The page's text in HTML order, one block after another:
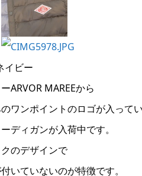
イビー
ARVOR MAREEから
ワンポイントのロゴが入って
ディガンが入荷中です。
のデザインで
いていないのが特徴です。